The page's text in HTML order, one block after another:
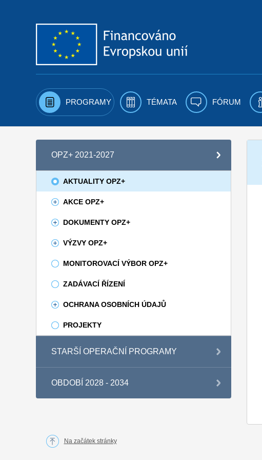
PROGRAMY TÉMATA FÓRUM
OPZ+ 2021-2027
AKTUALITY OPZ+
AKCE OPZ+
DOKUMENTY OPZ+
VÝZVY OPZ+
MONITOROVACÍ VÝBOR OPZ+
ZADÁVACÍ ŘÍZENÍ
OCHRANA OSOBNÍCH ÚDAJŮ
PROJEKTY
STARŠÍ OPERAČNÍ PROGRAMY
OBDOBÍ 2028 - 2034
Na začátek stránky